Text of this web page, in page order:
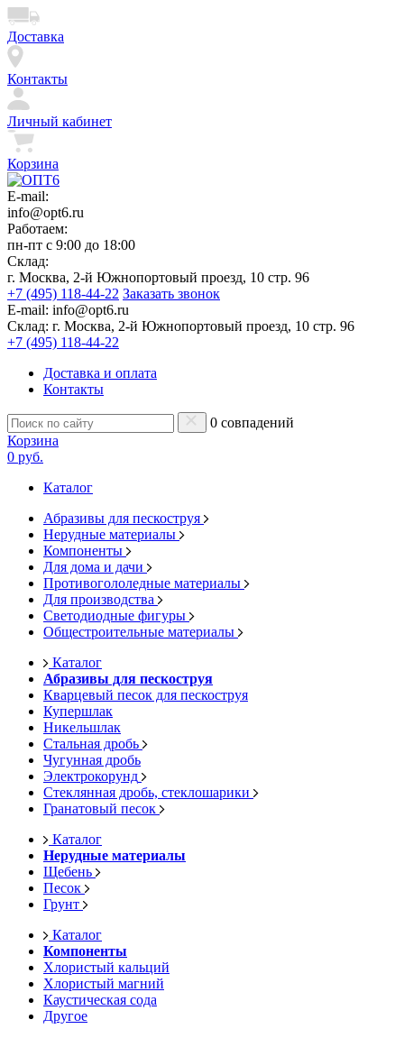
Доставка
Контакты
Личный кабинет
Корзина
E-mail:
info@opt6.ru
Работаем:
пн-пт с 9:00 до 18:00
Склад:
г. Москва, 2-й Южнопортовый проезд, 10 стр. 96
+7 (495) 118-44-22 Заказать звонок
E-mail: info@opt6.ru
Склад: г. Москва, 2-й Южнопортовый проезд, 10 стр. 96
+7 (495) 118-44-22
Доставка и оплата
Контакты
0 совпадений
Корзина
0 руб.
Каталог
Абразивы для пескоструя
Нерудные материалы
Компоненты
Для дома и дачи
Противогололедные материалы
Для производства
Светодиодные фигуры
Общестроительные материалы
Каталог
Абразивы для пескоструя
Кварцевый песок для пескоструя
Купершлак
Никельшлак
Стальная дробь
Чугунная дробь
Электрокорунд
Стеклянная дробь, стеклошарики
Гранатовый песок
Каталог
Нерудные материалы
Щебень
Песок
Грунт
Каталог
Компоненты
Хлористый кальций
Хлористый магний
Каустическая сода
Другое